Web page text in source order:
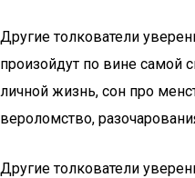
Другие толкователи
произойдут по вине самой
личной жизнь, сон про
вероломство,
Другие толкователи